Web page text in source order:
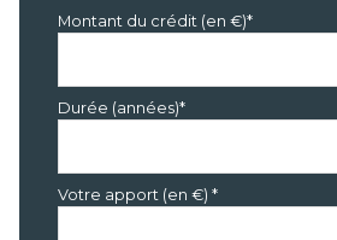
Montant du crédit (en €)*
Durée (années)*
Votre apport (en €) *